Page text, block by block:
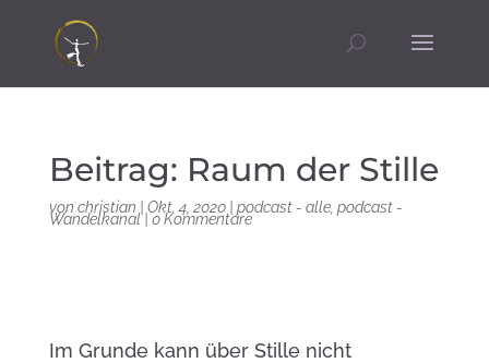
Beitrag: Raum der Stille
von christian Okt. 4, 2020| podcast - alle, podcast -
Wandelkanal| 0 Kommentare
Im Grunde kann über Stille nicht